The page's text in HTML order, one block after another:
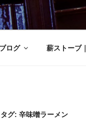
ブログ 薪ストーブ
タグ: 辛味噌ラーメン